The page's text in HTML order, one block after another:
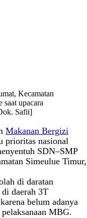
Kecamatan
saat upacara
Safii]
Makanan Bergizi
prioritas nasional
SDN–SMP
Simeulue Timur,
di daratan
daerah 3T
belum adanya
MBG.